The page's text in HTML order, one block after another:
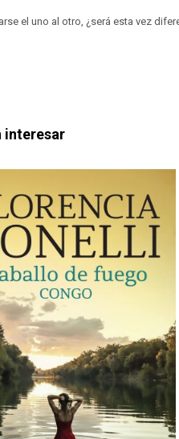
el uno al otro, ¿será esta vez
interesar